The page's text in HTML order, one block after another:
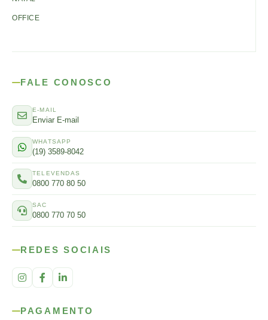
OFFICE
FALE CONOSCO
E-MAIL
Enviar E-mail
WHATSAPP
(19) 3589-8042
TELEVENDAS
0800 770 80 50
SAC
0800 770 70 50
REDES SOCIAIS
PAGAMENTO